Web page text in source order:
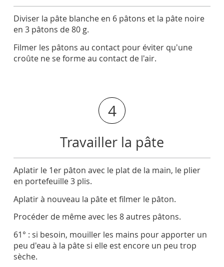
Diviser la pâte blanche en 6 pâtons et la pâte noire
en 3 pâtons de 80 g.
Filmer les pâtons au contact pour éviter qu'une
croûte ne se forme au contact de l'air.
4
Travailler la pâte
Aplatir le 1er pâton avec le plat de la main, le plier
en portefeuille 3 plis.
Aplatir à nouveau la pâte et filmer le pâton.
Procéder de même avec les 8 autres pâtons.
61° : si besoin, mouiller les mains pour apporter un
peu d'eau à la pâte si elle est encore un peu trop
sèche.